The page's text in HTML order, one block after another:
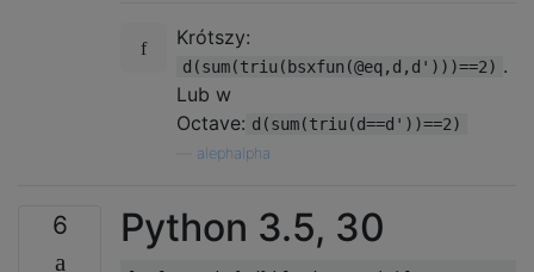
Krótszy:
d(sum(triu(bsxfun(@eq,d,d')))==2) .
Lub w
Octave: d(sum(triu(d==d'))==2)
alephalpha
6 Python 3.5, 30